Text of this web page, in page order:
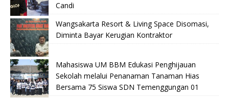
Candi
Wangsakarta Resort & Living Space Disomasi,
Diminta Bayar Kerugian Kontraktor
Mahasiswa UM BBM Edukasi Penghijauan
Sekolah melalui Penanaman Tanaman Hias
Bersama 75 Siswa SDN Temenggungan 01